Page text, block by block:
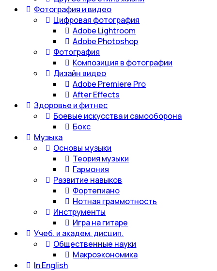
Фотография и видео
Цифровая фотография
Adobe Lightroom
Adobe Photoshop
Фотография
Композиция в фотографии
Дизайн видео
Adobe Premiere Pro
After Effects
Здоровье и фитнес
Боевые искусства и самооборона
Бокс
Музыка
Основы музыки
Теория музыки
Гармония
Развитие навыков
Фортепиано
Нотная граммотность
Инструменты
Игра на гитаре
Учеб. и академ. дисцип.
Общественные науки
Макроэкономика
In English